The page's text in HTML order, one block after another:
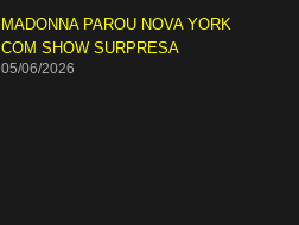
MADONNA PAROU NOVA YORK
COM SHOW SURPRESA
05/06/2026